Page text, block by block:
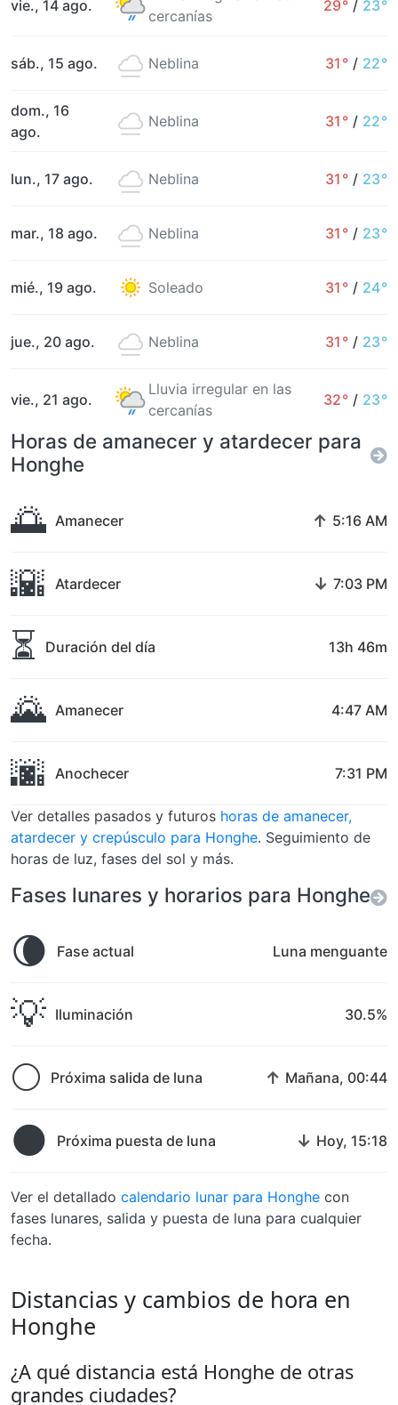
vie., 14 ago.
cercanías
29° / 23°
sáb., 15 ago. Neblina 31° / 22°
dom., 16
ago.
Neblina 31° / 22°
lun., 17 ago. Neblina 31° / 23°
mar., 18 ago. Neblina 31° / 23°
mié., 19 ago. Soleado 31° / 24°
jue., 20 ago. Neblina 31° / 23°
vie., 21 ago.
Lluvia irregular en las
cercanías
32° / 23°
Horas de amanecer y atardecer para
Honghe
🌅 Amanecer ↑ 5:16 AM
🌇 Atardecer ↓ 7:03 PM
⏳ Duración del día 13h 46m
🌄 Amanecer 4:47 AM
🌆 Anochecer 7:31 PM
Ver detalles pasados y futuros horas de amanecer,
atardecer y crepúsculo para Honghe. Seguimiento de
horas de luz, fases del sol y más.
Fases lunares y horarios para Honghe
🌘 Fase actual Luna menguante
💡 Iluminación 30.5%
🌕 Próxima salida de luna ↑ Mañana, 00:44
🌑 Próxima puesta de luna ↓ Hoy, 15:18
Ver el detallado calendario lunar para Honghe con
fases lunares, salida y puesta de luna para cualquier
fecha.
Distancias y cambios de hora en
Honghe
¿A qué distancia está Honghe de otras
grandes ciudades?